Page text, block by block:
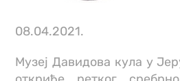
08.04.2021.
Музеј Давидова кула у